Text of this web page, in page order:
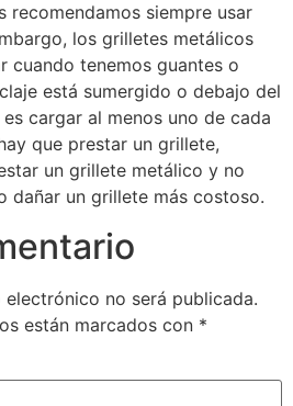
recomendamos siempre usar
los grilletes metálicos
cuando tenemos guantes o
está sumergido o debajo del
cargar al menos uno de cada
que prestar un grillete,
un grillete metálico y no
dañar un grillete más costoso.
no será publicada.
están marcados con *